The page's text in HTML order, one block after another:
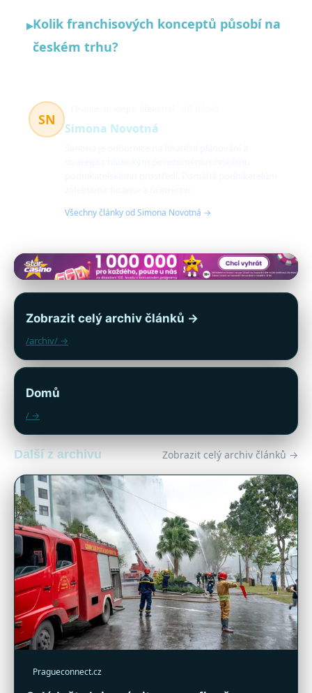
▸Kolik franchisových konceptů působí na
českém trhu?
SN
Simona Novotná
Všechny články od Simona Novotná →
Zobrazit celý archiv článků →
/archiv/ →
Domů
/ →
Další z archivu Zobrazit celý archiv článků →
Pragueconnect.cz